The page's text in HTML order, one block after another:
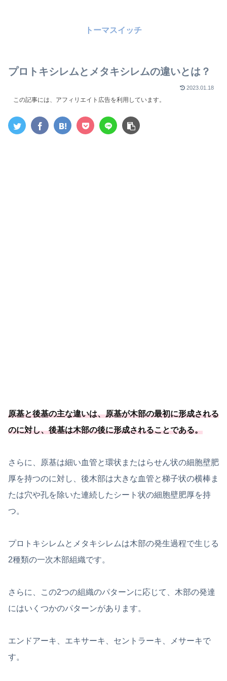
トーマスイッチ
プロトキシレムとメタキシレムの違いとは？
2023.01.18
この記事には、アフィリエイト広告を利用しています。
原基と後基の主な違いは、原基が木部の最初に形成される
のに対し、後基は木部の後に形成されることである。
さらに、原基は細い血管と環状またはらせん状の細胞壁肥
厚を持つのに対し、後木部は大きな血管と梯子状の横棒ま
たは穴や孔を除いた連続したシート状の細胞壁肥厚を持
つ。
プロトキシレムとメタキシレムは木部の発生過程で生じる
2種類の一次木部組織です。
さらに、この2つの組織のパターンに応じて、木部の発達
にはいくつかのパターンがあります。
エンドアーキ、エキサーキ、セントラーキ、メサーキで
す。